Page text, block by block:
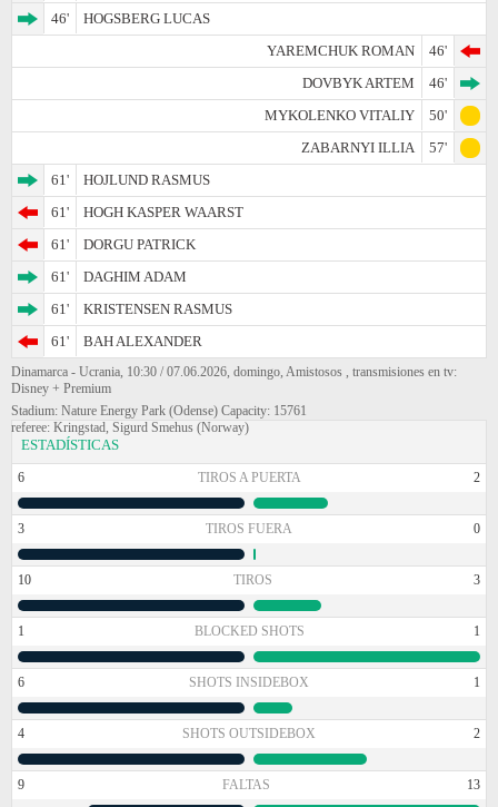
46'
HOGSBERG LUCAS
YAREMCHUK ROMAN
46'
DOVBYK ARTEM
46'
MYKOLENKO VITALIY
50'
ZABARNYI ILLIA
57'
61'
HOJLUND RASMUS
61'
HOGH KASPER WAARST
61'
DORGU PATRICK
61'
DAGHIM ADAM
61'
KRISTENSEN RASMUS
61'
BAH ALEXANDER
Dinamarca - Ucrania, 10:30 / 07.06.2026, domingo, Amistosos , transmisiones en tv:
Disney + Premium
Stadium: Nature Energy Park (Odense) Capacity: 15761
referee: Kringstad, Sigurd Smehus (Norway)
ESTADÍSTICAS
6 TIROS A PUERTA 2
3 TIROS FUERA 0
10 TIROS 3
1 BLOCKED SHOTS 1
6 SHOTS INSIDEBOX 1
4 SHOTS OUTSIDEBOX 2
9 FALTAS 13